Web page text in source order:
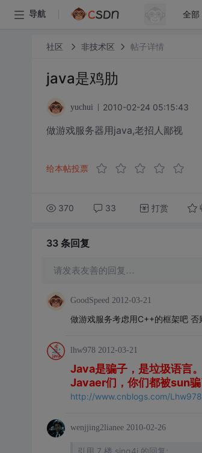
导航 全部
社区 非技术区 帖子详情
java是鸡肋
yuchui 2010-02-24 05:15:43
做游戏服务器用java,老招人鄙视
给本帖投票
370 33 打赏
33 条回复
请发表友善的回复…
GoodSpeed 2012-03-21
做游戏服务考虑用C++的框架吧
lhw978 2012-03-21
Java是骗子，是垃圾语言。
Javaer们，你们都被sun骗
http://www.cnblogs.com/Lhw978
wenjjing2lianee 2010-02-26
引用 7 楼 sing4j 的回复: